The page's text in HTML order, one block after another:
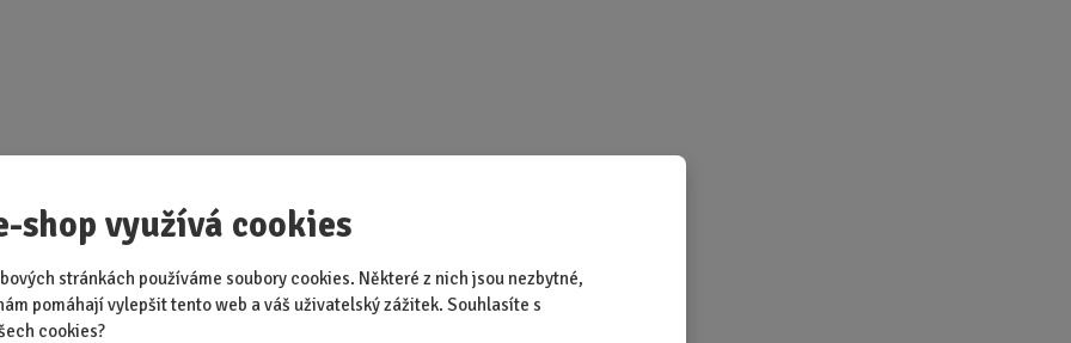
shop využívá cookies
stránkách používáme soubory cookies. Některé z nich jsou nezbytné,
pomáhají vylepšit tento web a váš uživatelský zážitek. Souhlasíte s
cookies?
.